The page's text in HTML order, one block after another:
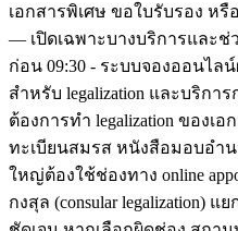
เอกสารพิเศษ ขอใบรับรอง หรือ
— เปิดเฉพาะบางบริการและ
ก่อน 09:30 - ระบบจองออนไล
สำหรับ legalization และบริกา
ต้องการทำ legalization ของเ
ทะเบียนสมรส หนังสือมอบอำ
ใหญ่ต้องใช้ช่องทาง online
กงสุล (consular legalization) แ